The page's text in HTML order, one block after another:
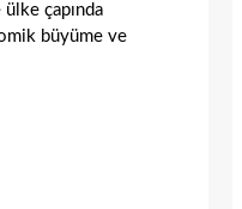
çapında
büyüme ve